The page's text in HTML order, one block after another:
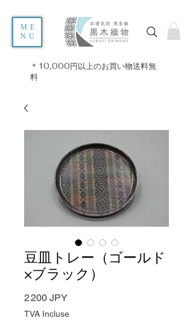
ME
NU
＊10,000円以上のお買い物送料無
料
豆皿トレー（ゴールド
×ブラック）
2 200 JPYPrix
TVA Incluse